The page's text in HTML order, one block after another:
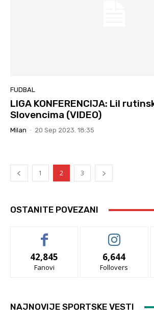
FUDBAL
LIGA KONFERENCIJA: Lil
Slovencima (VIDEO)
Milan - 20 Sep 2023. 18:35
1 2 3
OSTANITE POVEZANI
42,845
Fanovi
6,644
Follovers
NAJNOVIJE SPORTSKE VESTI